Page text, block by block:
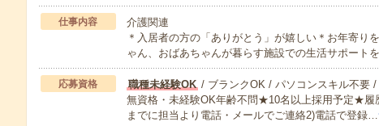
仕事内容
介護関連
＊入居者の方の「ありがとう」が嬉しい＊お年寄り
ゃん、おばあちゃんが暮らす施設での生活サポート
応募資格 職種未経験OK/ ブランクOK / パソコンスキル不要 /
無資格・未経験OK年齢不問★10名以上採用予定★履
までに担当より電話・メールでご連絡2)電話で登録…